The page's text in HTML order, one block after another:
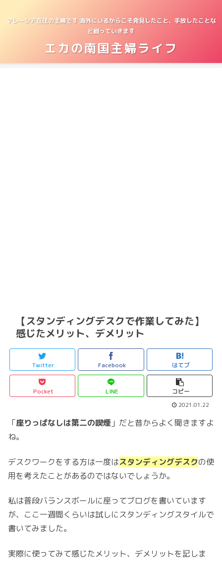
マレーシア在住の主婦です 海外にいるからこそ発見したこと、手放したことな
ど綴っていきます
エカの南国主婦ライフ
【スタンディングデスクで作業してみた】
感じたメリット、デメリット
Twitter Facebook はてブ
Pocket LINE コピー
2021.01.22
「座りっぱなしは第二の喫煙 」だと昔からよく聞きますよ
ね。
デスクワークをする方は一度はスタンディングデスクの使
用を考えたことがあるのではないでしょうか。
私は普段バランスボールに座ってブログを書いています
が、ここ一週間くらいは試しにスタンディングスタイルで
書いてみました。
実際に使ってみて感じたメリット、デメリットを記しま